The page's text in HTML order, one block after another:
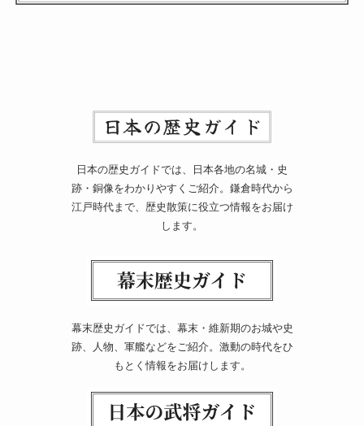
日本の歴史ガイドでは、日本各地の名城・史
跡・銅像をわかりやすくご紹介。鎌倉時代から
江戸時代まで、歴史散策に役立つ情報をお届け
します。
幕末歴史ガイドでは、幕末・維新期のお城や史
跡、人物、軍艦などをご紹介。激動の時代をひ
もとく情報をお届けします。